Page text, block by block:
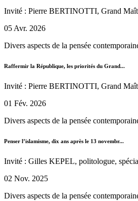
Invité : Pierre BERTINOTTI, Grand
05 Avr. 2026
Divers aspects de la pensée
Raffermir la République, les priorités du Grand...
Invité : Pierre BERTINOTTI, Grand
01 Fév. 2026
Divers aspects de la pensée
Penser l’islamisme, dix ans après le 13 novembr...
Invité : Gilles KEPEL, politologue,
02 Nov. 2025
Divers aspects de la pensée